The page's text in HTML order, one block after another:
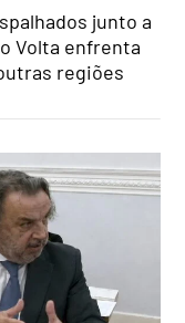
junto a
Volta enfrenta
regiões